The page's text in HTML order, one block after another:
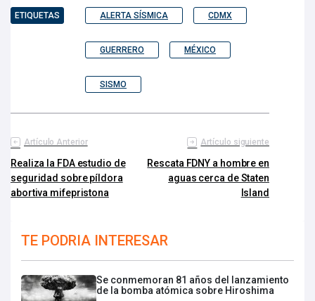
ETIQUETAS ALERTA SÍSMICA CDMX
GUERRERO MÉXICO
SISMO
Artículo Anterior
Realiza la FDA estudio de
seguridad sobre píldora
abortiva mifepristona
Artículo siguiente
Rescata FDNY a hombre en
aguas cerca de Staten
Island
TE PODRIA INTERESAR
Se conmemoran 81 años del lanzamiento
de la bomba atómica sobre Hiroshima